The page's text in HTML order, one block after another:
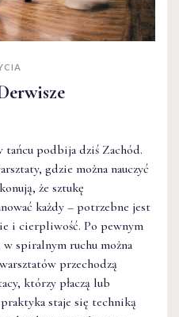
tańcu podbija dziś Zachód.
gdzie można nauczyć
że sztukę
każdy – potrzebne jest
i cierpliwość. Po pewnym
w spiralnym ruchu można
przechodzą
którzy płaczą lub
praktyka staje się techniką